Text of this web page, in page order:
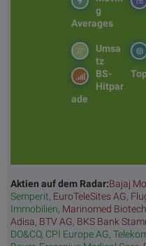
g
Averages
Umsa
tz
BS-
Hitpar
ade
Aktien auf dem Radar:Bajaj
Semperit, EuroTeleSites AG,
Immobilien, Marinomed Biotech
Adisa, BTV AG, BKS Bank
DO&CO, CPI Europe AG,